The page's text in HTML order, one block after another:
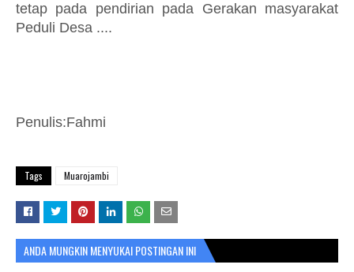
tetap pada pendirian pada Gerakan masyarakat
Peduli Desa ....
Penulis:Fahmi
Tags Muarojambi
ANDA MUNGKIN MENYUKAI POSTINGAN INI